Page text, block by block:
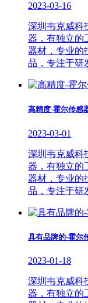
2023-03-16
深圳韦克威科
器，有独立的
器材，专业的
品，专注于研
高精度-霍尔传感
2023-03-01
深圳韦克威科
器，有独立的
器材，专业的
品，专注于研
具有品牌的-霍尔
2023-01-18
深圳韦克威科
器，有独立的